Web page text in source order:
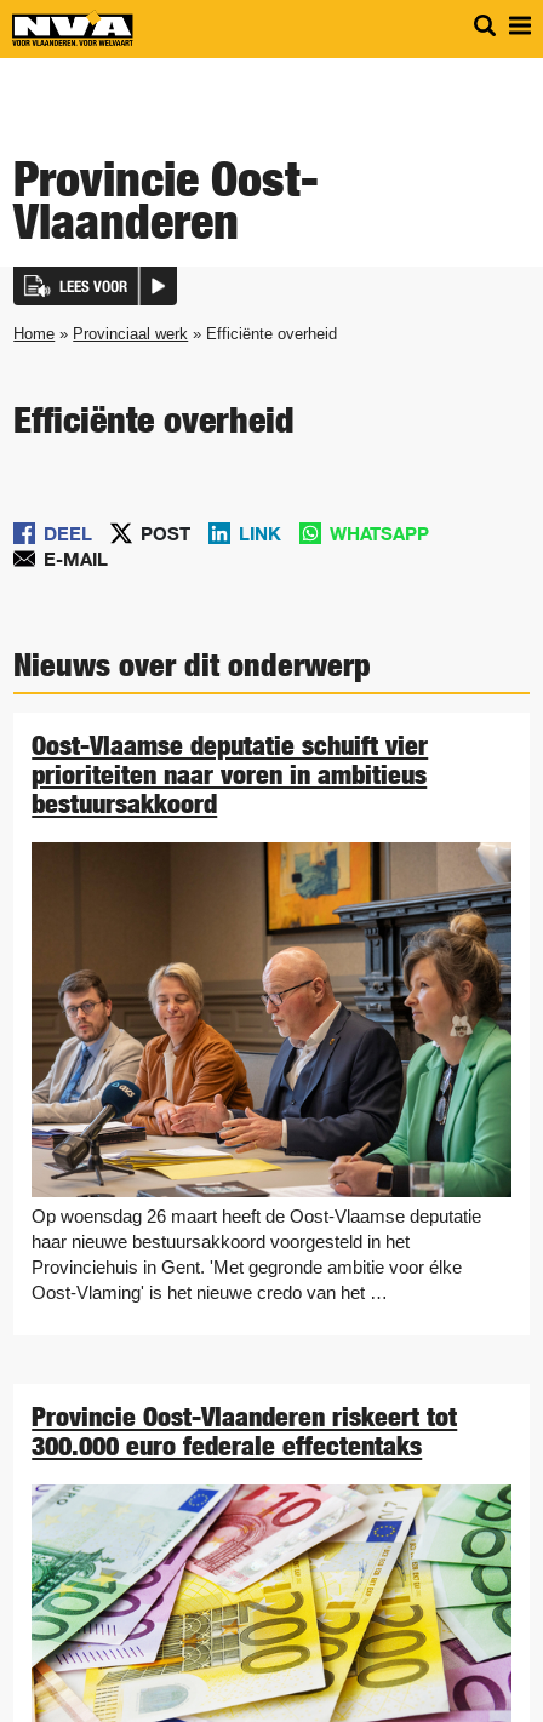
Provincie Oost-
Vlaanderen
LEES VOOR
Home » Provinciaal werk » Efficiënte overheid
Efficiënte overheid
DEEL POST LINK
WHATSAPP
E-MAIL
Nieuws over dit onderwerp
Oost-Vlaamse deputatie schuift vier
prioriteiten naar voren in ambitieus
bestuursakkoord
Op woensdag 26 maart heeft de Oost-Vlaamse deputatie
haar nieuwe bestuursakkoord voorgesteld in het
Provinciehuis in Gent. 'Met gegronde ambitie voor élke
Oost-Vlaming' is het nieuwe credo van het …
Provincie Oost-Vlaanderen riskeert tot
300.000 euro federale effectentaks